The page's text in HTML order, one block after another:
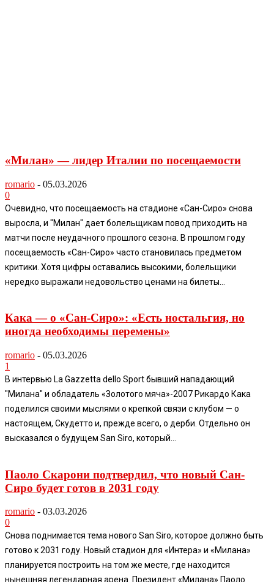
«Милан» — лидер Италии по посещаемости
romario - 05.03.2026
0
Очевидно, что посещаемость на стадионе «Сан-Сиро» снова
выросла, и "Милан" дает болельщикам повод приходить на
матчи после неудачного прошлого сезона. В прошлом году
посещаемость «Сан-Сиро» часто становилась предметом
критики. Хотя цифры оставались высокими, болельщики
нередко выражали недовольство ценами на билеты...
Кака — о «Сан-Сиро»: «Есть ностальгия, но
иногда необходимы перемены»
romario - 05.03.2026
1
В интервью La Gazzetta dello Sport бывший нападающий
"Милана" и обладатель «Золотого мяча»-2007 Рикардо Кака
поделился своими мыслями о крепкой связи с клубом — о
настоящем, Скудетто и, прежде всего, о дерби. Отдельно он
высказался о будущем San Siro, который...
Паоло Скарони подтвердил, что новый Сан-
Сиро будет готов в 2031 году
romario - 03.03.2026
0
Снова поднимается тема нового San Siro, которое должно быть
готово к 2031 году. Новый стадион для «Интера» и «Милана»
планируется построить на том же месте, где находится
нынешняя легендарная арена. Президент «Милана» Паоло